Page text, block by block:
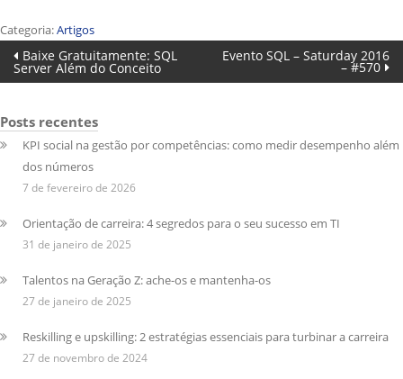
Categoria:Artigos
Navegação
de
Post
Post
anterior:
Baixe Gratuitamente: SQL
Server Além do Conceito
Próximo
post:
Evento SQL – Saturday 2016
– #570
Posts recentes
KPI social na gestão por competências: como medir desempenho além
dos números
7 de fevereiro de 2026
Orientação de carreira: 4 segredos para o seu sucesso em TI
31 de janeiro de 2025
Talentos na Geração Z: ache-os e mantenha-os
27 de janeiro de 2025
Reskilling e upskilling: 2 estratégias essenciais para turbinar a carreira
27 de novembro de 2024